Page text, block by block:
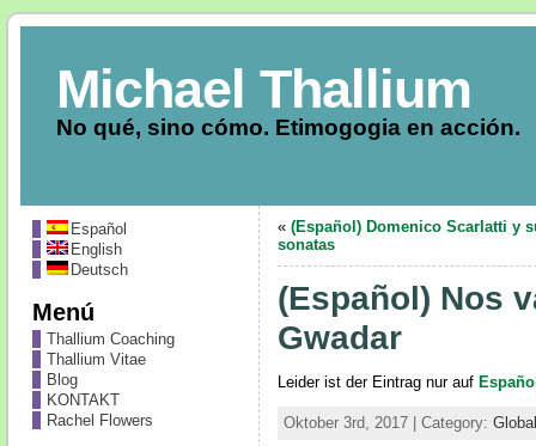
Michael Thallium
No qué, sino cómo. Etimogogia en acción.
Español
English
Deutsch
Menú
Thallium Coaching
Thallium Vitae
Blog
KONTAKT
Rachel Flowers
« (Español) Domenico Scarlatti y
sonatas
(Español) Nos
Gwadar
Leider ist der Eintrag nur auf
Oktober 3rd, 2017 | Category: